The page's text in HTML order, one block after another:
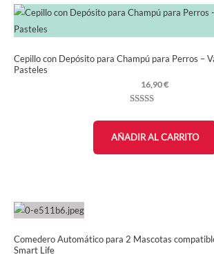
Cepillo con Depósito para Champú para Perros –
Pasteles
16,90€
con4.83de
valoraciones
AÑADIR AL CARRITO
Comedero Automático para 2 Mascotas
Smart Life